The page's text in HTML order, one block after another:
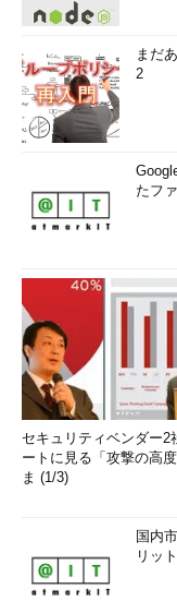
まだ
2
たフ
セキュリティベンダー2
ートに見る「攻撃の高
ま (1/3)
国内
リッ